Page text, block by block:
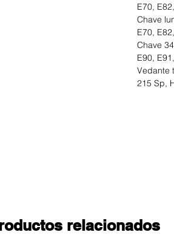
E70,
Chave
E70,
Chave
E90,
Vedante
215 Sp,
relacionados